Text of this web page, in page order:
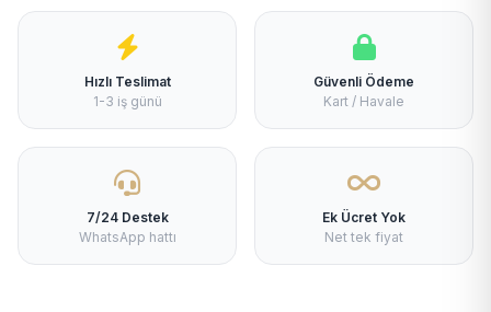
Hızlı Teslimat
1-3 iş günü
Güvenli Ödeme
Kart / Havale
7/24 Destek
WhatsApp hattı
Ek Ücret Yok
Net tek fiyat